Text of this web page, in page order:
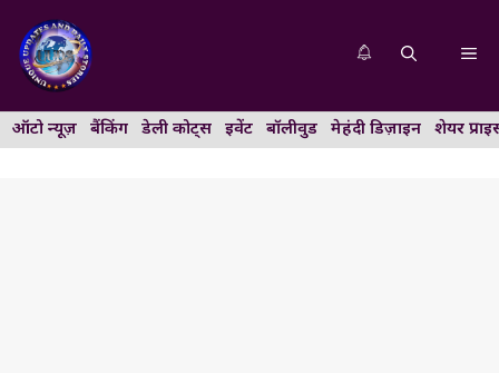
content
ऑटो न्यूज़ बैंकिंग डेली कोट्स इवेंट बॉलीवुड मेहंदी डिज़ाइन शेयर